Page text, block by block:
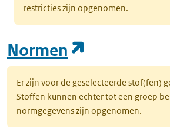
restricties zijn opgenomen.
Normen
Er zijn voor de geselecteerde stof(fen)
Stoffen kunnen echter tot een groep
normgegevens zijn opgenomen.